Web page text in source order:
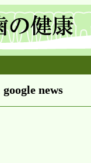
news